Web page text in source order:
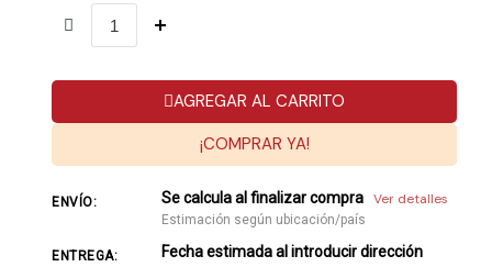
AGREGAR AL CARRITO
¡COMPRAR YA!
ENVÍO: Se calcula al finalizar compra Ver detalles
Estimación según ubicación/país
ENTREGA: Fecha estimada al introducir dirección